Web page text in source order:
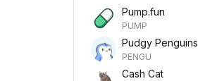
Pump.fun
PUMP
Pudgy Penguins
PENGU
Cash Cat